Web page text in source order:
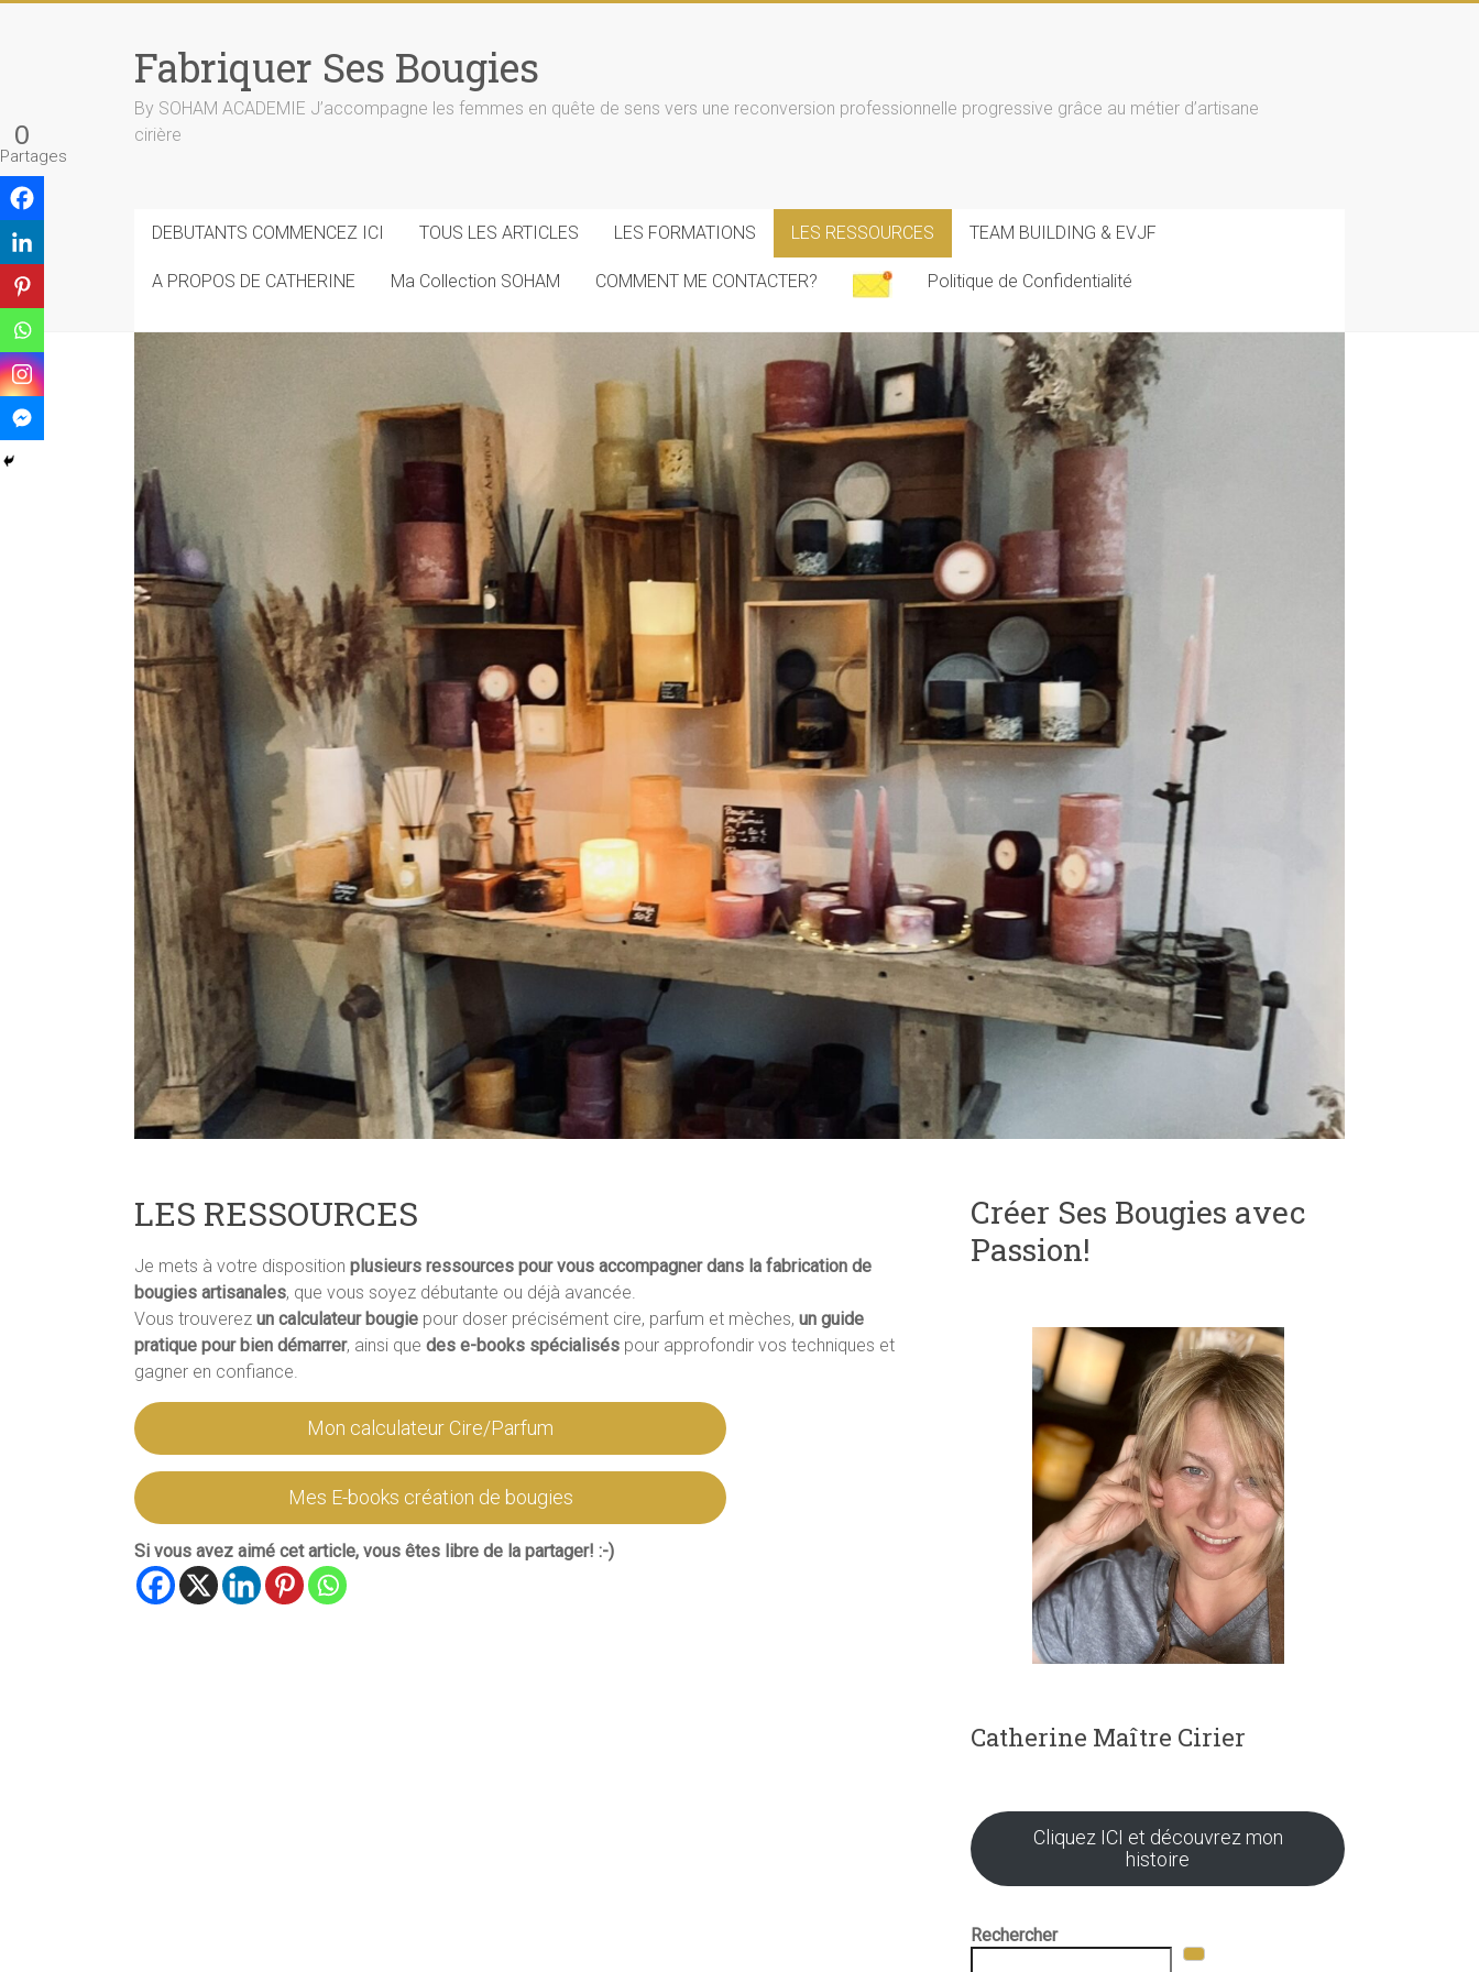
Fabriquer Ses Bougies
By SOHAM ACADEMIE J’accompagne les femmes en quête de sens vers une reconversion professionnelle progressive grâce au métier d’artisane
cirière
DEBUTANTS COMMENCEZ ICI TOUS LES ARTICLES LES FORMATIONS LES RESSOURCES TEAM BUILDING & EVJF
A PROPOS DE CATHERINE Ma Collection SOHAM COMMENT ME CONTACTER? Politique de Confidentialité
LES RESSOURCES
Je mets à votre disposition plusieurs ressources pour vous accompagner dans la fabrication de
bougies artisanales, que vous soyez débutante ou déjà avancée.
Vous trouverez un calculateur bougie pour doser précisément cire, parfum et mèches, un guide
pratique pour bien démarrer, ainsi que des e-books spécialisés pour approfondir vos techniques et
gagner en confiance.
Mon calculateur Cire/Parfum
Mes E-books création de bougies
Si vous avez aimé cet article, vous êtes libre de la partager! :-)
0
Partages
Créer Ses Bougies avec
Passion!
Catherine Maître Cirier
Cliquez ICI et découvrez mon
histoire
Rechercher